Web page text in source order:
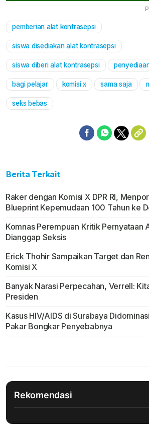
pemberian alat kontrasepsi
siswa disediakan alat kontrasepsi
siswa diberi alat kontrasepsi
bagi pelajar komisi x sama saja
seks bebas
Berita Terkait
Raker dengan Komisi X DPR RI,
Blueprint Kepemudaan 100 Tahun ke
Komnas Perempuan Kritik Pernyataan
Dianggap Seksis
Erick Thohir Sampaikan Target dan
Komisi X
Banyak Narasi Perpecahan, Verrell:
Presiden
Kasus HIV/AIDS di Surabaya
Pakar Bongkar Penyebabnya
Rekomendasi